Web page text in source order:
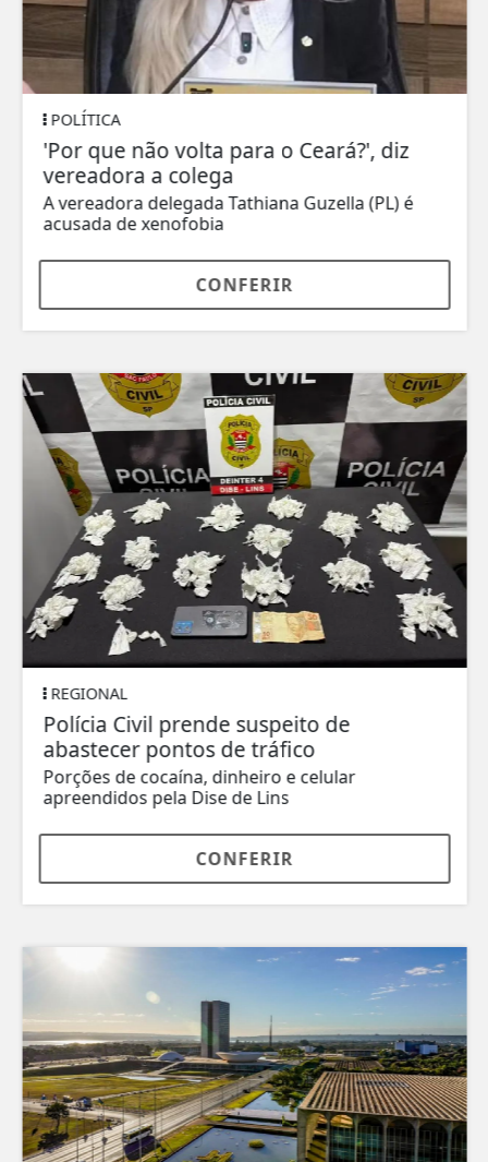
POLÍTICA
'Por que não volta para o Ceará?', diz
vereadora a colega
A vereadora delegada Tathiana Guzella (PL) é
acusada de xenofobia
CONFERIR
REGIONAL
Polícia Civil prende suspeito de
abastecer pontos de tráfico
Porções de cocaína, dinheiro e celular
apreendidos pela Dise de Lins
CONFERIR